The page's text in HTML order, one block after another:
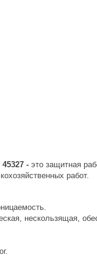
- это защитная
работ.
нескользящая,